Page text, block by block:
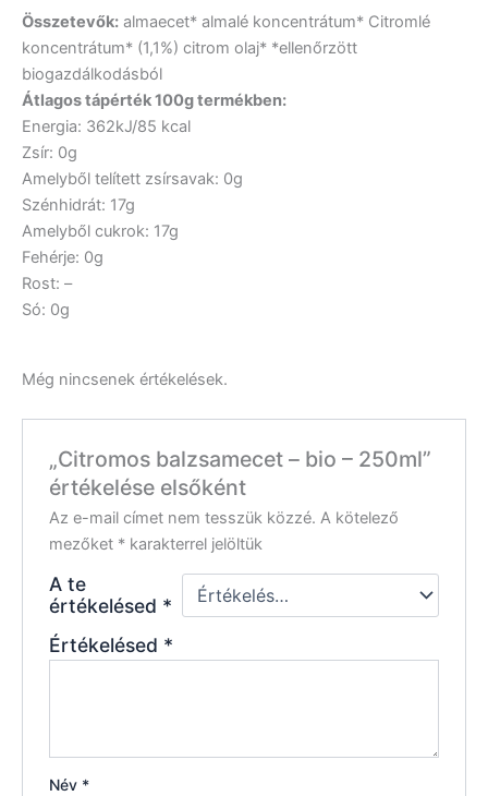
Összetevők: almaecet* almalé koncentrátum* Citromlé
koncentrátum* (1,1%) citrom olaj* *ellenőrzött
biogazdálkodásból
Átlagos tápérték 100g termékben:
Energia: 362kJ/85 kcal
Zsír: 0g
Amelyből telített zsírsavak: 0g
Szénhidrát: 17g
Amelyből cukrok: 17g
Fehérje: 0g
Rost: –
Só: 0g
Még nincsenek értékelések.
„Citromos balzsamecet – bio – 250ml”
értékelése elsőként
Az e-mail címet nem tesszük közzé. A kötelező
mezőket * karakterrel jelöltük
A te
értékelésed *
Értékelésed *
Név *